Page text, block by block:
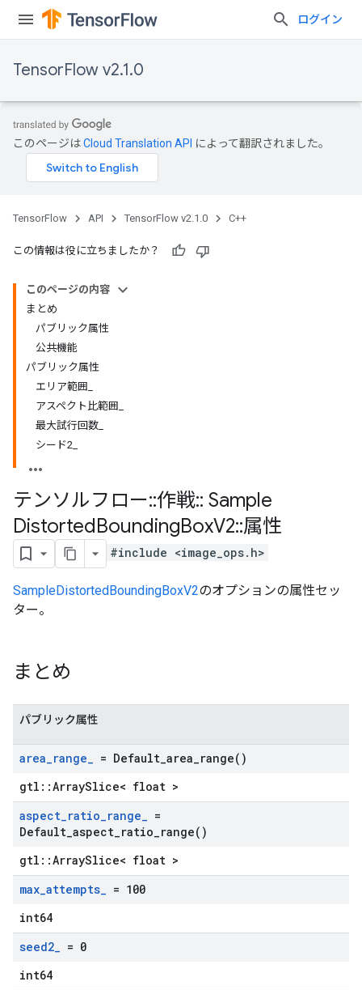
ログイン
TensorFlow v2.1.0
このページはCloud Translation API によって翻訳されました。
TensorFlow API TensorFlow v2.1.0 C++
この情報は役に立ちましたか？
このページの内容
まとめ
パブリック属性
公共機能
パブリック属性
エリア範囲_
アスペクト比範囲_
最大試行回数_
シード2_
テンソルフロー::作戦:: Sample
DistortedBoundingBoxV2::属性
#include <image_ops.h>
SampleDistortedBoundingBoxV2のオプションの属性セッ
ター。
まとめ
パブリック属性
area_range_ = Default_area_range( )
gtl::ArraySlice< float >
aspect_ratio_range_ =
Default_aspect_ratio_range( )
gtl::ArraySlice< float >
max_attempts_ = 100
int64
seed2_ = 0
int64